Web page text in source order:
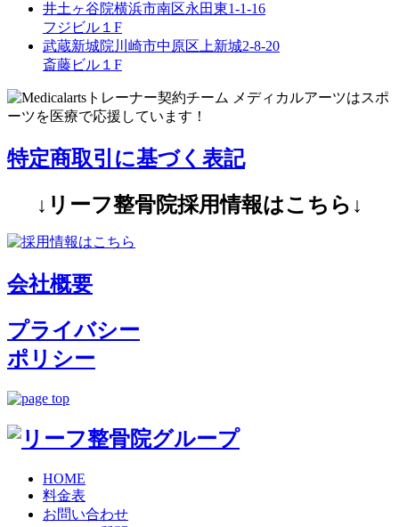
井土ヶ谷院横浜市南区永田東1-1-16
フジビル１F
武蔵新城院 川崎市中原区上新城2-8-20
斎藤ビル１F
特定商取引に基づく表記
↓リーフ整骨院採用情報はこちら↓
会社概要
プライバシー
ポリシー
HOME
料金表
お問い合わせ